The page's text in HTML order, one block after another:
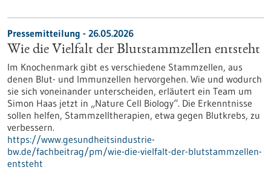
Pressemitteilung - 26.05.2026
Wie die Vielfalt der Blutstammzellen entsteht
Im Knochenmark gibt es verschiedene Stammzellen, aus
denen Blut- und Immunzellen hervorgehen. Wie und wodurch
sie sich voneinander unterscheiden, erläutert ein Team um
Simon Haas jetzt in ​„Nature Cell Biology“. Die Erkenntnisse
sollen helfen, Stammzelltherapien, etwa gegen Blutkrebs, zu
verbessern.
https://www.gesundheitsindustrie-
bw.de/fachbeitrag/pm/wie-die-vielfalt-der-blutstammzellen-
entsteht